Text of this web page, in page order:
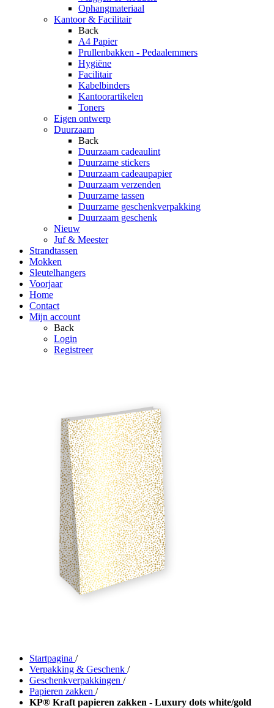
Ophangmateriaal
Kantoor & Facilitair
Back
A4 Papier
Prullenbakken - Pedaalemmers
Hygiëne
Facilitair
Kabelbinders
Kantoorartikelen
Toners
Eigen ontwerp
Duurzaam
Back
Duurzaam cadeaulint
Duurzame stickers
Duurzaam cadeaupapier
Duurzaam verzenden
Duurzame tassen
Duurzame geschenkverpakking
Duurzaam geschenk
Nieuw
Juf & Meester
Strandtassen
Mokken
Sleutelhangers
Voorjaar
Home
Contact
Mijn account
Back
Login
Registreer
Startpagina /
Verpakking & Geschenk /
Geschenkverpakkingen /
Papieren zakken /
KP® Kraft papieren zakken - Luxury dots white/gold